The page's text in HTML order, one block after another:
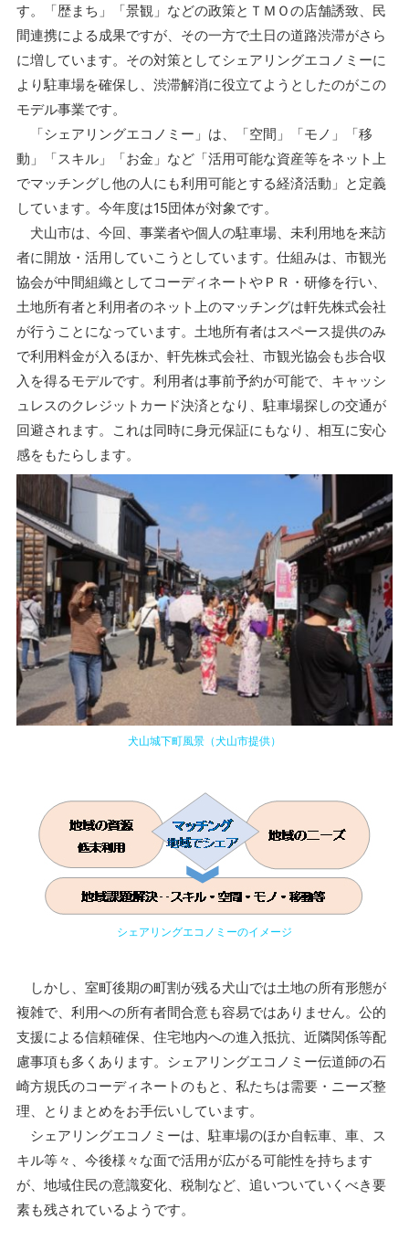
す。「歴まち」「景観」などの政策とＴＭＯの店舗誘致、民
間連携による成果ですが、その一方で土日の道路渋滞がさら
に増しています。その対策としてシェアリングエコノミーに
より駐車場を確保し、渋滞解消に役立てようとしたのがこの
モデル事業です。
「シェアリングエコノミー」は、「空間」「モノ」「移
動」「スキル」「お金」など「活用可能な資産等をネット上
でマッチングし他の人にも利用可能とする経済活動」と定義
しています。今年度は15団体が対象です。
犬山市は、今回、事業者や個人の駐車場、未利用地を来訪
者に開放・活用していこうとしています。仕組みは、市観光
協会が中間組織としてコーディネートやＰＲ・研修を行い、
土地所有者と利用者のネット上のマッチングは軒先株式会社
が行うことになっています。土地所有者はスペース提供のみ
で利用料金が入るほか、軒先株式会社、市観光協会も歩合収
入を得るモデルです。利用者は事前予約が可能で、キャッシ
ュレスのクレジットカード決済となり、駐車場探しの交通が
回避されます。これは同時に身元保証にもなり、相互に安心
感をもたらします。
犬山城下町風景（犬山市提供）
シェアリングエコノミーのイメージ
しかし、室町後期の町割が残る犬山では土地の所有形態が
複雑で、利用への所有者間合意も容易ではありません。公的
支援による信頼確保、住宅地内への進入抵抗、近隣関係等配
慮事項も多くあります。シェアリングエコノミー伝道師の石
崎方規氏のコーディネートのもと、私たちは需要・ニーズ整
理、とりまとめをお手伝いしています。
シェアリングエコノミーは、駐車場のほか自転車、車、ス
キル等々、今後様々な面で活用が広がる可能性を持ちます
が、地域住民の意識変化、税制など、追いついていくべき要
素も残されているようです。